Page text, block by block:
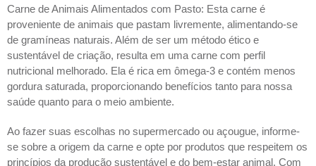
Carne de Animais Alimentados com Pasto: Esta carne é
proveniente de animais que pastam livremente, alimentando-se
de gramíneas naturais. Além de ser um método ético e
sustentável de criação, resulta em uma carne com perfil
nutricional melhorado. Ela é rica em ômega-3 e contém menos
gordura saturada, proporcionando benefícios tanto para nossa
saúde quanto para o meio ambiente.
Ao fazer suas escolhas no supermercado ou açougue, informe-
se sobre a origem da carne e opte por produtos que respeitem os
princípios da produção sustentável e do bem-estar animal. Com